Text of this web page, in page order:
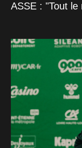
ASSE : "Tout